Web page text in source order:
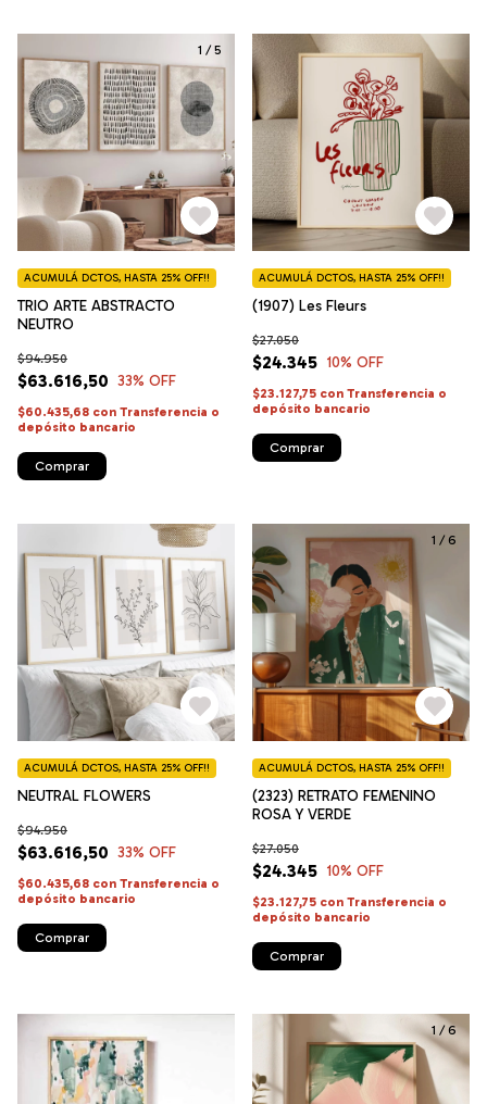
1 /5
TRIO ARTE ABSTRACTO
NEUTRO
$63.616,50
$94.950
33% OFF
ACUMULÁ DCTOS, HASTA 25% OFF!!
$60.435,68 con Transferencia o
depósito bancario
Comprar
(1907) Les Fleurs
$24.345
$27.050
10% OFF
ACUMULÁ DCTOS, HASTA 25% OFF!!
$23.127,75 con Transferencia o
depósito bancario
Comprar
NEUTRAL FLOWERS
$63.616,50
$94.950
33% OFF
ACUMULÁ DCTOS, HASTA 25% OFF!!
$60.435,68 con Transferencia o
depósito bancario
Comprar
1 / 6
(2323) RETRATO FEMENINO
ROSA Y VERDE
$24.345
$27.050
10% OFF
ACUMULÁ DCTOS, HASTA 25% OFF!!
$23.127,75 con Transferencia o
depósito bancario
Comprar
1 /6